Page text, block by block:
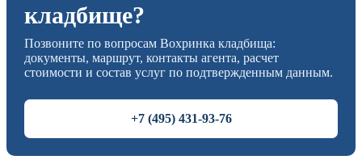
кладбище?
Позвоните по вопросам Вохринка кладбища:
документы, маршрут, контакты агента, расчет
стоимости и состав услуг по подтвержденным данным.
+7 (495) 431-93-76